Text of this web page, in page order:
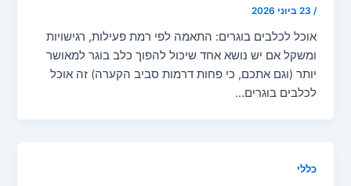
/ 23 ביוני 2026
אוכל לכלבים בוגרים: התאמה לפי רמת פעילות, רגישויות
ומשקל אם יש נושא אחד שיכול להפוך כלב בוגר למאושר
יותר (וגם אתכם, כי פחות דרמות סביב הקערה) זה אוכל
לכלבים בוגרים…
כללי